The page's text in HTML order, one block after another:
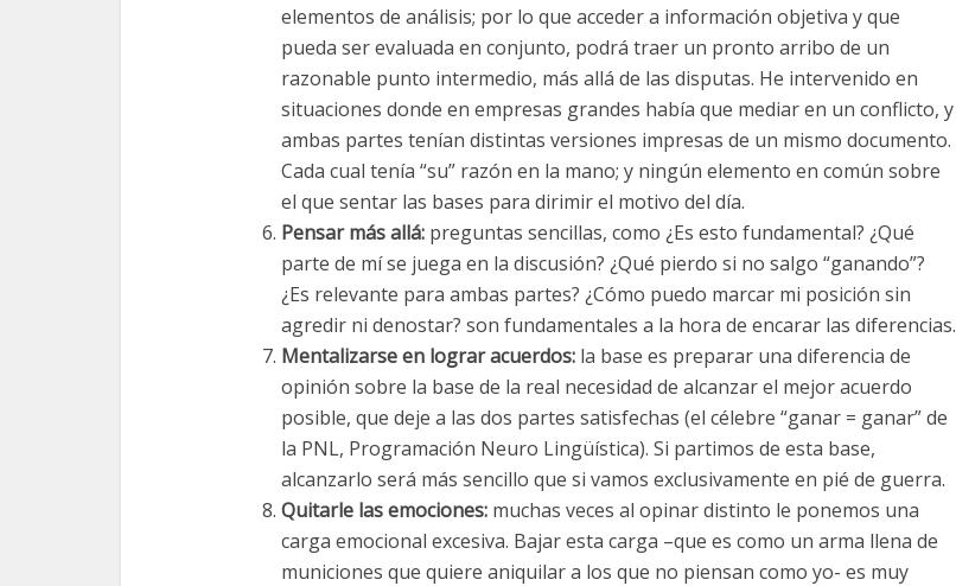
elementos de análisis; por lo que acceder a información objetiva y que
pueda ser evaluada en conjunto, podrá traer un pronto arribo de un
razonable punto intermedio, más allá de las disputas. He intervenido en
situaciones donde en empresas grandes había que mediar en un conflicto, y
ambas partes tenían distintas versiones impresas de un mismo documento.
Cada cual tenía “su” razón en la mano; y ningún elemento en común sobre
el que sentar las bases para dirimir el motivo del día.
Pensar más allá: preguntas sencillas, como ¿Es esto fundamental? ¿Qué
parte de mí se juega en la discusión? ¿Qué pierdo si no salgo “ganando”?
¿Es relevante para ambas partes? ¿Cómo puedo marcar mi posición sin
agredir ni denostar? son fundamentales a la hora de encarar las diferencias.
Mentalizarse en lograr acuerdos: la base es preparar una diferencia de
opinión sobre la base de la real necesidad de alcanzar el mejor acuerdo
posible, que deje a las dos partes satisfechas (el célebre “ganar = ganar” de
la PNL, Programación Neuro Lingüística). Si partimos de esta base,
alcanzarlo será más sencillo que si vamos exclusivamente en pié de guerra.
Quitarle las emociones: muchas veces al opinar distinto le ponemos una
carga emocional excesiva. Bajar esta carga –que es como un arma llena de
municiones que quiere aniquilar a los que no piensan como yo- es muy